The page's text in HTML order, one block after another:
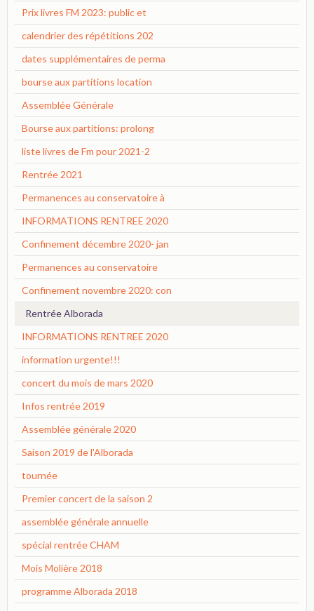
Prix livres FM 2023: public et
calendrier des répétitions 202
dates supplémentaires de perma
bourse aux partitions location
Assemblée Générale
Bourse aux partitions: prolong
liste livres de Fm pour 2021-2
Rentrée 2021
Permanences au conservatoire à
INFORMATIONS RENTREE 2020
Confinement décembre 2020- jan
Permanences au conservatoire
Confinement novembre 2020: con
Rentrée Alborada
INFORMATIONS RENTREE 2020
information urgente!!!
concert du mois de mars 2020
Infos rentrée 2019
Assemblée générale 2020
Saison 2019 de l'Alborada
tournée
Premier concert de la saison 2
assemblée générale annuelle
spécial rentrée CHAM
Mois Molière 2018
programme Alborada 2018